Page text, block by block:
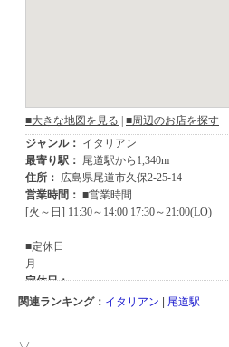
関連ランキング： イタリアン 尾道駅